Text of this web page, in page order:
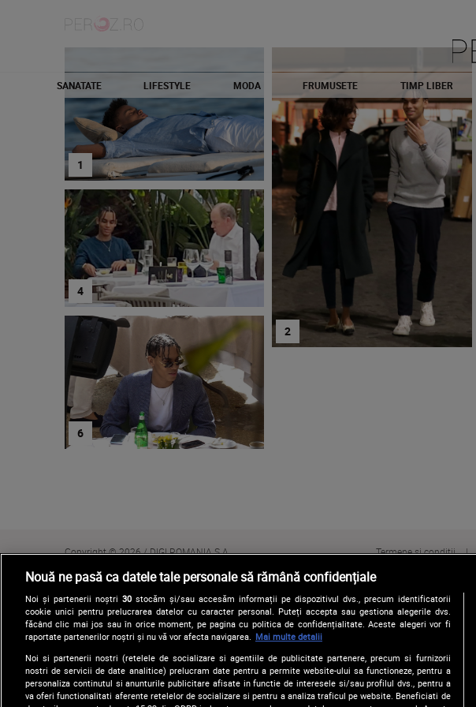
SANATATE LIFESTYLE MODA FRUMUSETE TIMP LIBER
Copyright © 2026 / DIGI ROMANIA S.A. Termene și condiții
Nouă ne pasă ca datele tale personale să rămână confidențiale
Noi și partenerii noștri 30stocăm și/sau accesăm informații pe dispozitivul dvs., precum identificatorii
cookie unici pentru prelucrarea datelor cu caracter personal. Puteți accepta sau gestiona alegerile dvs.
făcând clic mai jos sau în orice moment, pe pagina cu politica de confidențialitate. Aceste alegeri vor fi
raportate partenerilor noștri și nu vă vor afecta navigarea. Mai multe detalii
Noi si partenerii nostri (retelele de socializare si agentiile de publicitate partenere, precum si furnizorii
nostri de servicii de date analitice) prelucram date pentru a permite website-ului sa functioneze, pentru a
personaliza continutul si anunturile publicitare afisate in functie de interesele si/sau profilul dvs., pentru a
va oferi functionalitati aferente retelelor de socializare si pentru a analiza traficul pe website. Beneficiati de